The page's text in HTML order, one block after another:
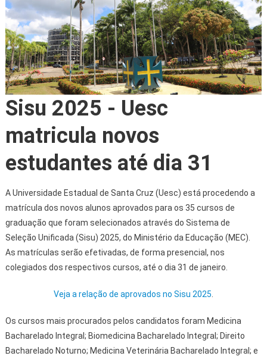
Sisu 2025 - Uesc
matricula novos
estudantes até dia 31
A Universidade Estadual de Santa Cruz (Uesc) está procedendo a
matrícula dos novos alunos aprovados para os 35 cursos de
graduação que foram selecionados através do Sistema de
Seleção Unificada (Sisu) 2025, do Ministério da Educação (MEC).
As matrículas serão efetivadas, de forma presencial, nos
colegiados dos respectivos cursos, até o dia 31 de janeiro.
Veja a relação de aprovados no Sisu 2025
Os cursos mais procurados pelos candidatos foram Medicina
Bacharelado Integral; Biomedicina Bacharelado Integral; Direito
Bacharelado Noturno; Medicina Veterinária Bacharelado Integral; e